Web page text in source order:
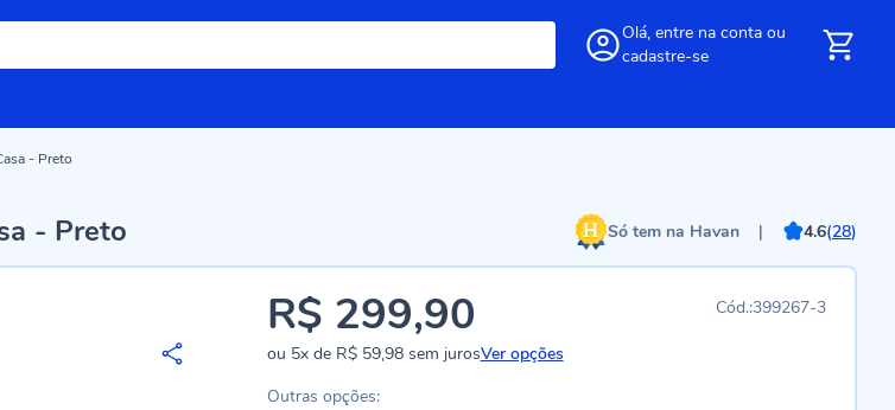
Olá, entre na conta ou
cadastre-se
- Preto
- Preto Só tem na Havan | 4.6(28)
399267-3
R$ 299,90
ou 5xde R$ 59,98sem jurosVer opções
Outras opções: